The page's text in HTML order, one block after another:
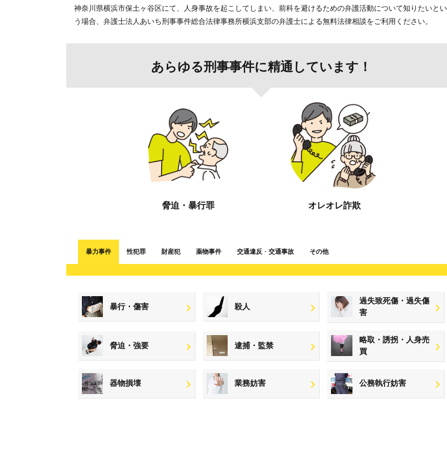
神奈川県横浜市保土ヶ谷区にて、
人身事故を起こしてしまい、 前科を避けるための弁護活動について知りたいとい
う場合、 弁護士法人あいち刑事事件総合法律事務所横浜支部の弁護士による無料法律相談をご利用ください。
あらゆる刑事事件に精通しています！
脅迫・暴行罪 オレオレ詐欺
暴力事件 性犯罪 財産犯 薬物事件 交通違反 ・ 交通事故 その他
暴行・傷害 殺人
過失致死傷・過失傷
害
脅迫・強要 逮捕・監禁
略取・誘拐・人身売
買
器物損壊 業務妨害 公務執行妨害